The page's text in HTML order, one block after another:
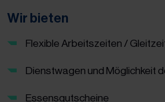
Wir bieten
Flexible Arbeitszeiten /
Dienstwagen und Möglichkeit
Essensgutscheine